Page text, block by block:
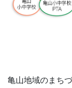
亀山地域のまち